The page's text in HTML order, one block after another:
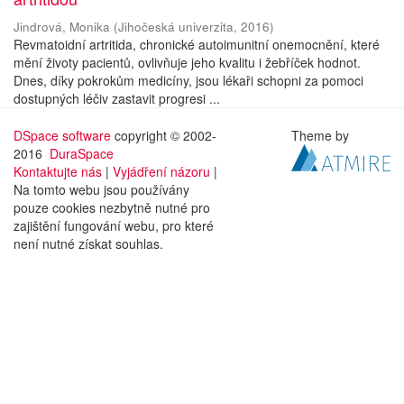
Jindrová, Monika (Jihočeská univerzita, 2016)
Revmatoidní artritida, chronické autoimunitní onemocnění, které
mění životy pacientů, ovlivňuje jeho kvalitu i žebříček hodnot.
Dnes, díky pokrokům medicíny, jsou lékaři schopni za pomoci
dostupných léčiv zastavit progresi ...
DSpace software copyright © 2002-
2016 DuraSpace
Kontaktujte nás | Vyjádření názoru |
Na tomto webu jsou používány
pouze cookies nezbytně nutné pro
zajištění fungování webu, pro které
není nutné získat souhlas.
Theme by